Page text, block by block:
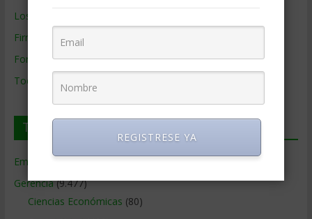
Los mejores MBA
Firmas de Gerencia
Formación de Gerencia
Todos los Temas
Temas de Gerencia
Empresas de Gerencia
Gerencia(9.477)
Ciencias Económicas (80)
REGISTRESE YA